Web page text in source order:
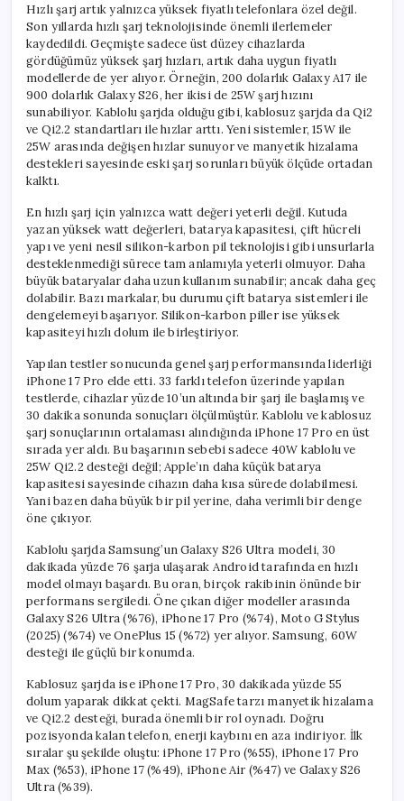
Hızlı şarj artık yalnızca yüksek fiyatlı telefonlara özel değil.
Son yıllarda hızlı şarj teknolojisinde önemli ilerlemeler
kaydedildi. Geçmişte sadece üst düzey cihazlarda
gördüğümüz yüksek şarj hızları, artık daha uygun fiyatlı
modellerde de yer alıyor. Örneğin, 200 dolarlık Galaxy A17 ile
900 dolarlık Galaxy S26, her ikisi de 25W şarj hızını
sunabiliyor. Kablolu şarjda olduğu gibi, kablosuz şarjda da Qi2
ve Qi2.2 standartları ile hızlar arttı. Yeni sistemler, 15W ile
25W arasında değişen hızlar sunuyor ve manyetik hizalama
destekleri sayesinde eski şarj sorunları büyük ölçüde ortadan
kalktı.
En hızlı şarj için yalnızca watt değeri yeterli değil. Kutuda
yazan yüksek watt değerleri, batarya kapasitesi, çift hücreli
yapı ve yeni nesil silikon-karbon pil teknolojisi gibi unsurlarla
desteklenmediği sürece tam anlamıyla yeterli olmuyor. Daha
büyük bataryalar daha uzun kullanım sunabilir; ancak daha geç
dolabilir. Bazı markalar, bu durumu çift batarya sistemleri ile
dengelemeyi başarıyor. Silikon-karbon piller ise yüksek
kapasiteyi hızlı dolum ile birleştiriyor.
Yapılan testler sonucunda genel şarj performansında liderliği
iPhone 17 Pro elde etti. 33 farklı telefon üzerinde yapılan
testlerde, cihazlar yüzde 10’un altında bir şarj ile başlamış ve
30 dakika sonunda sonuçları ölçülmüştür. Kablolu ve kablosuz
şarj sonuçlarının ortalaması alındığında iPhone 17 Pro en üst
sırada yer aldı. Bu başarının sebebi sadece 40W kablolu ve
25W Qi2.2 desteği değil; Apple’ın daha küçük batarya
kapasitesi sayesinde cihazın daha kısa sürede dolabilmesi.
Yani bazen daha büyük bir pil yerine, daha verimli bir denge
öne çıkıyor.
Kablolu şarjda Samsung’un Galaxy S26 Ultra modeli, 30
dakikada yüzde 76 şarja ulaşarak Android tarafında en hızlı
model olmayı başardı. Bu oran, birçok rakibinin önünde bir
performans sergiledi. Öne çıkan diğer modeller arasında
Galaxy S26 Ultra (%76), iPhone 17 Pro (%74), Moto G Stylus
(2025) (%74) ve OnePlus 15 (%72) yer alıyor. Samsung, 60W
desteği ile güçlü bir konumda.
Kablosuz şarjda ise iPhone 17 Pro, 30 dakikada yüzde 55
dolum yaparak dikkat çekti. MagSafe tarzı manyetik hizalama
ve Qi2.2 desteği, burada önemli bir rol oynadı. Doğru
pozisyonda kalan telefon, enerji kaybını en aza indiriyor. İlk
sıralar şu şekilde oluştu: iPhone 17 Pro (%55), iPhone 17 Pro
Max (%53), iPhone 17 (%49), iPhone Air (%47) ve Galaxy S26
Ultra (%39).